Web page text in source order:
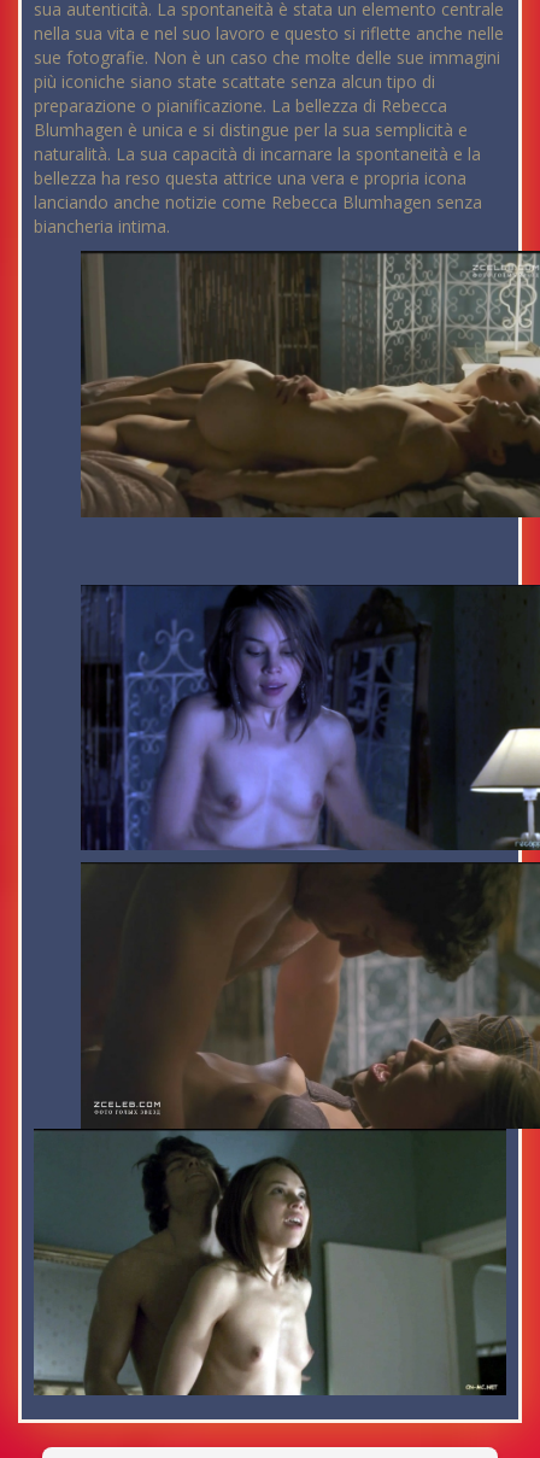
sua autenticità. La spontaneità è stata un elemento centrale
nella sua vita e nel suo lavoro e questo si riflette anche nelle
sue fotografie. Non è un caso che molte delle sue immagini
più iconiche siano state scattate senza alcun tipo di
preparazione o pianificazione. La bellezza di Rebecca
Blumhagen è unica e si distingue per la sua semplicità e
naturalità. La sua capacità di incarnare la spontaneità e la
bellezza ha reso questa attrice una vera e propria icona
lanciando anche notizie come Rebecca Blumhagen senza
biancheria intima.